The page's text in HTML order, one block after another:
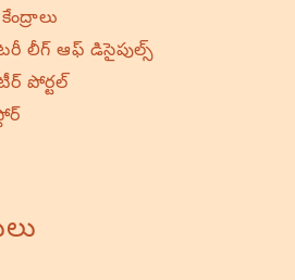
లీగ్ ఆఫ్ డిసైపుల్స్
పోర్టల్